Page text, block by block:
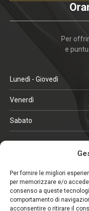
Per fornire le migliori
per memorizzare e/o
consenso a queste
comportamento di
acconsentire o ritirare il
Per
e
Lunedì - Giovedì
Venerdì
Sabato
ORARI IN ALTA
Lunedì - Venerdì
Sabato